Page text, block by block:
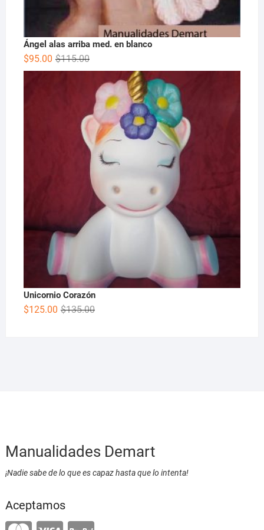
Ángel alas arriba med. en blanco
$115.00
$95.00
Unicornio Corazón
$135.00
$125.00
Manualidades Demart
¡Nadie sabe de lo que es capaz hasta que lo intenta!
Aceptamos